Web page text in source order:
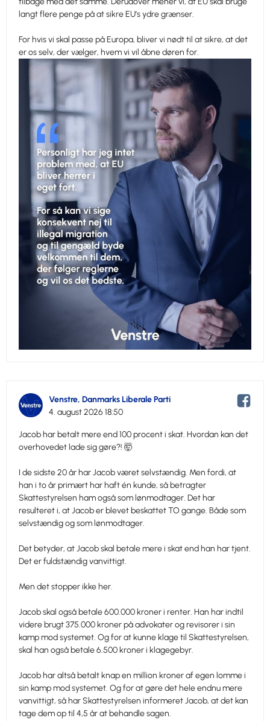
langt flere penge på at sikre EU’s ydre grænser.
For hvis vi skal passe på Europa, bliver vi nødt til at sikre, at det
er os selv, der vælger, hvem vi vil åbne døren for.
Venstre, Danmarks Liberale Parti
4. august 2026 18:50
Jacob har betalt mere end 100 procent i skat. Hvordan kan det
overhovedet lade sig gøre?! 🤯
I de sidste 20 år har Jacob været selvstændig. Men fordi, at
han i to år primært har haft én kunde, så betragter
Skattestyrelsen ham også som lønmodtager. Det har
resulteret i, at Jacob er blevet beskattet TO gange. Både som
selvstændig og som lønmodtager.
Det betyder, at Jacob skal betale mere i skat end han har tjent.
Det er fuldstændig vanvittigt.
Men det stopper ikke her.
Jacob skal også betale 600.000 kroner i renter. Han har indtil
videre brugt 375.000 kroner på advokater og revisorer i sin
kamp mod systemet. Og for at kunne klage til Skattestyrelsen,
skal han også betale 6.500 kroner i klagegebyr.
Jacob har altså betalt knap en million kroner af egen lomme i
sin kamp mod systemet. Og for at gøre det hele endnu mere
vanvittigt, så har Skattestyrelsen informeret Jacob, at det kan
tage dem op til 4,5 år at behandle sagen.